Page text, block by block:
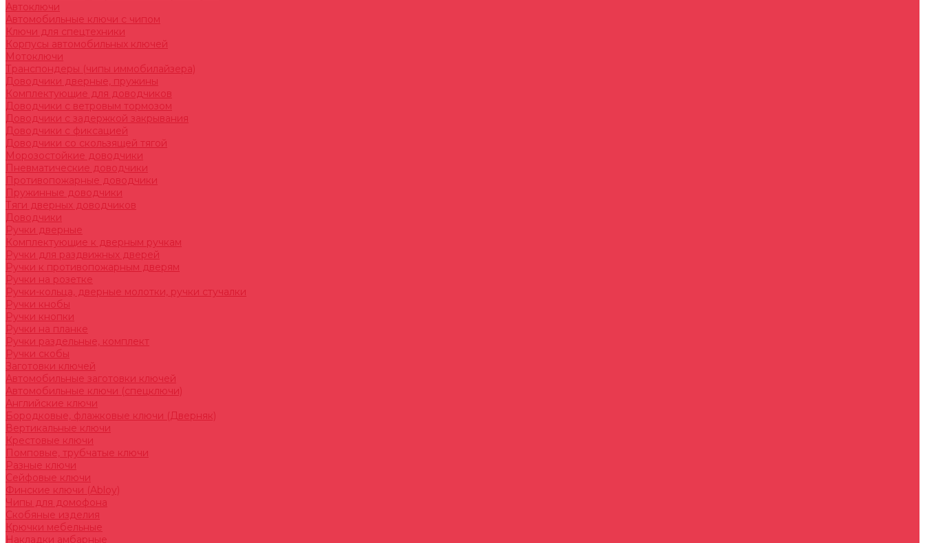
Автоключи
Автомобильные ключи с чипом
Ключи для спецтехники
Корпусы автомобильных ключей
Мотоключи
Транспондеры (чипы иммобилайзера)
Доводчики дверные, пружины
Комплектующие для доводчиков
Доводчики с ветровым тормозом
Доводчики с задержкой закрывания
Доводчики с фиксацией
Доводчики со скользящей тягой
Морозостойкие доводчики
Пневматические доводчики
Противопожарные доводчики
Пружинные доводчики
Тяги дверных доводчиков
Доводчики
Ручки дверные
Комплектующие к дверным ручкам
Ручки для раздвижных дверей
Ручки к противопожарным дверям
Ручки на розетке
Ручки-кольца, дверные молотки, ручки стучалки
Ручки кнобы
Ручки кнопки
Ручки на планке
Ручки раздельные, комплект
Ручки скобы
Заготовки ключей
Автомобильные заготовки ключей
Автомобильные ключи (спецключи)
Английские ключи
Бородковые, флажковые ключи (Дверняк)
Вертикальные ключи
Крестовые ключи
Помповые, трубчатые ключи
Разные ключи
Сейфовые ключи
Финские ключи (Abloy)
Чипы для домофона
Скобяные изделия
Крючки мебельные
Накладки амбарные